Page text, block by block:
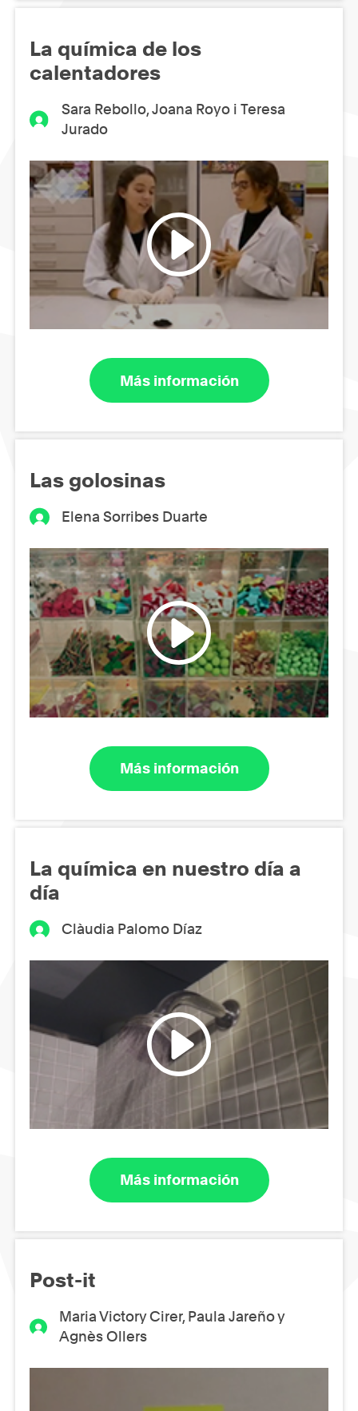
La química de los
calentadores
Sara Rebollo, Joana Royo i Teresa
Jurado
Más información
Las golosinas
Elena Sorribes Duarte
Más información
La química en nuestro día a
día
Clàudia Palomo Díaz
Más información
Post-it
Maria Victory Cirer, Paula Jareño y
Agnès Ollers